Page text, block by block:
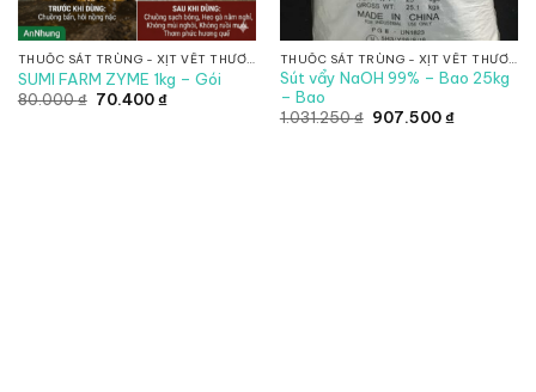
SUMI FARM ZYME 1kg – Gói
80.000₫ Giá
70.400₫Giá
Sút vẩy NaOH 99% – Bao 25kg
– Bao
1.031.250₫ Giá
907.500₫Giá